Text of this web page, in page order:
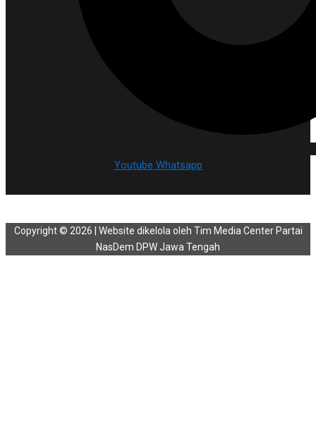
Youtube Whatsapp
Copyright © 2026 | Website dikelola oleh Tim Media Center Partai
NasDem DPW Jawa Tengah